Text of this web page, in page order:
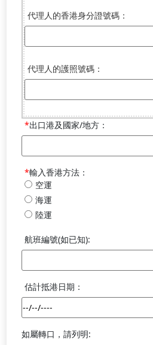
代理人的香港身分證號碼：
代理人的護照號碼：
出口港及國家/地方：
輸入香港方法：
空運
海運
陸運
航班編號(如已知):
估計抵港日期：
如屬轉口，請列明: